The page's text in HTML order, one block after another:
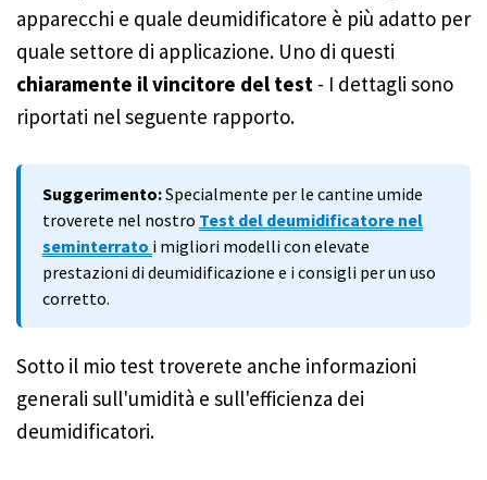
apparecchi e quale deumidificatore è più adatto per
quale settore di applicazione. Uno di questi
chiaramente il vincitore del test - I dettagli sono
riportati nel seguente rapporto.
Suggerimento:Specialmente per le cantine umide
troverete nel nostro Test del deumidificatore nel
seminterrato i migliori modelli con elevate
prestazioni di deumidificazione e i consigli per un uso
corretto.
Sotto il mio test troverete anche informazioni
generali sull'umidità e sull'efficienza dei
deumidificatori.